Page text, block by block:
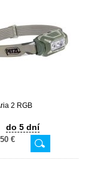
2 RGB
do 5 dní
€